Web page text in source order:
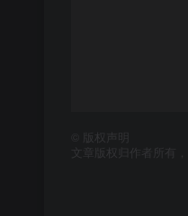
版权声明
文章版权归作者所有